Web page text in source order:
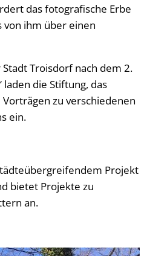
das fotografische Erbe
von ihm über einen
Troisdorf nach dem 2.
die Stiftung, das
zu verschiedenen
ein.
Projekt
bietet Projekte zu
an.